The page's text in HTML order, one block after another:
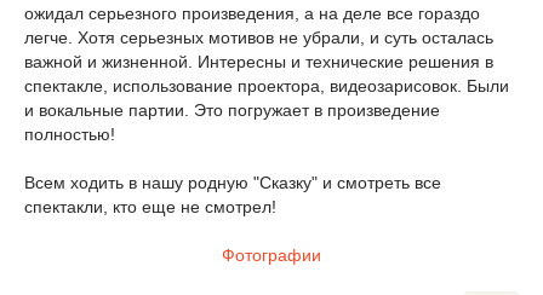
ожидал серьезного произведения, а на деле все гораздо
легче. Хотя серьезных мотивов не убрали, и суть осталась
важной и жизненной. Интересны и технические решения в
спектакле, использование проектора, видеозарисовок. Были
и вокальные партии. Это погружает в произведение
полностью!
Всем ходить в нашу родную "Сказку" и смотреть все
спектакли, кто еще не смотрел!
Фотографии